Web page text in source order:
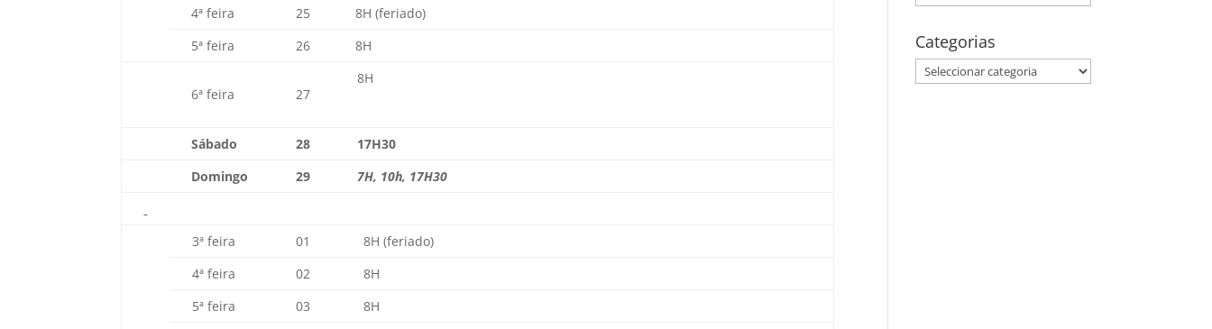
4ª feira
25
8H (feriado)
5ª feira
26 8H
6ª feira 27
8H
Sábado 28
17H30
Domingo
29 7H, 10h, 17H30
3ª feira 01
8H (feriado)
4ª feira
02
8H
5ª feira
03
8H
Categorias
Categorias